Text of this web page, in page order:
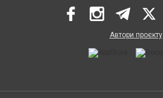
Автори проєкту